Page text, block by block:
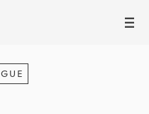
III